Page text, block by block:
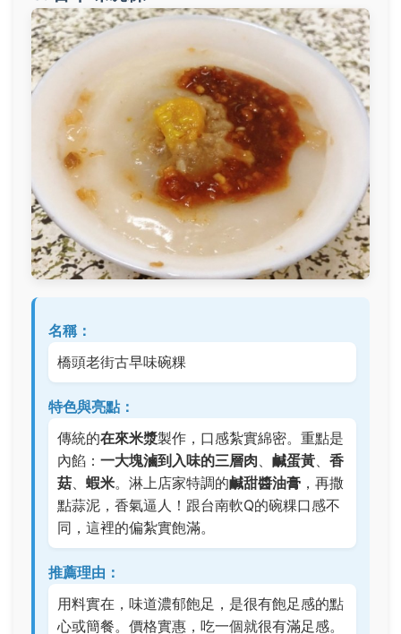
名稱：
橋頭老街古早味碗粿
特色與亮點：
傳統的在來米漿製作，口感紮實綿密。重點是
內餡： 一大塊滷到入味的三層肉 鹹蛋黃
香
菇
蝦米。淋上店家特調的鹹甜醬油膏 ，再撒
點蒜泥，香氣逼人！跟台南軟Q的碗粿口感不
同，這裡的偏紮實飽滿。
推薦理由：
用料實在，味道濃郁飽足，是很有飽足感的點
心或簡餐。價格實惠，吃一個就很有滿足感。